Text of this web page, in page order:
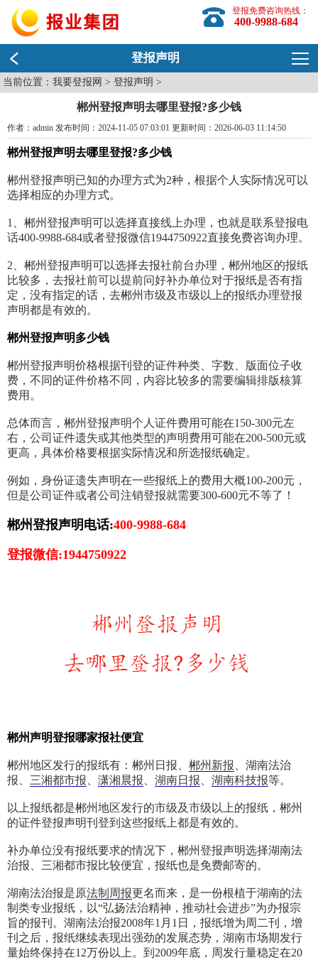
登报免费咨询热线：
400-9988-684
登报声明
当前位置：我要登报网 >登报声明 >
郴州登报声明去哪里登报?多少钱
作者：admin 发布时间：2024-11-05 07:03:01 更新时间：2026-06-03 11:14:50
郴州登报声明去哪里登报?多少钱
郴州登报声明已知的办理方式为2种，根据个人实际情况可以
选择相应的办理方式。
1、郴州登报声明可以选择直接线上办理，也就是联系登报电
话400-9988-684或者登报微信1944750922直接免费咨询办理。
2、郴州登报声明可以选择去报社前台办理，郴州地区的报纸
比较多，去报社前可以提前问好补办单位对于报纸是否有指
定，没有指定的话，去郴州市级及市级以上的报纸办理登报
声明都是有效的。
郴州登报声明多少钱
郴州登报声明价格根据刊登的证件种类、字数、版面位子收
费，不同的证件价格不同，内容比较多的需要编辑排版核算
费用。
总体而言，郴州登报声明个人证件费用可能在150-300元左
右，公司证件遗失或其他类型的声明费用可能在200-500元或
更高，具体价格要根据实际情况和所选报纸确定。
例如，身份证遗失声明在一些报纸上的费用大概100-200元，
但是公司证件或者公司注销登报就需要300-600元不等了！
郴州登报声明电话:400-9988-684
登报微信:1944750922
郴州声明登报哪家报社便宜
郴州地区发行的报纸有：郴州日报、 郴州新报 、湖南法治
报、 三湘都市报 潇湘晨报 湖南日报 湖南科技报等。
以上报纸都是郴州地区发行的市级及市级以上的报纸，郴州
的证件登报声明刊登到这些报纸上都是有效的。
补办单位没有报纸要求的情况下，郴州登报声明选择湖南法
治报、三湘都市报比较便宜，报纸也是免费邮寄的。
湖南法治报是原法制周报更名而来，是一份根植于湖南的法
制类专业报纸，以“弘扬法治精神，推动社会进步”为办报宗
旨的报刊。湖南法治报2008年1月1日，报纸增为周二刊，增
刊之后，报纸继续表现出强劲的发展态势，湖南市场期发行
量始终保持在12万份以上。到2009年底，周发行量稳定在20